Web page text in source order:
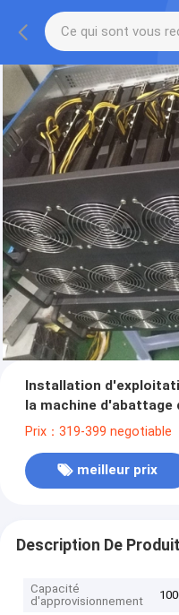
Installation
la machine d'abattage
Prix：319-399 negotiable
meilleur prix
Description De Produit
Capacité
d'approvisionnement